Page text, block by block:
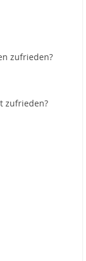
zufrieden?
zufrieden?